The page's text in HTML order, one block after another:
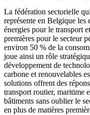
La fédération sectorielle
représente en Belgique les
énergies pour le transport
premières pour le secteur
environ 50 % de la
joue ainsi un rôle
développement de
carbone et renouvelables
solutions offrent des
transport routier, maritime
bâtiments sans oublier le
en plus de matières